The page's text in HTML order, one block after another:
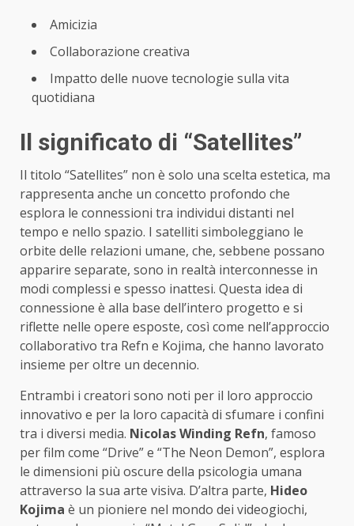
Amicizia
Collaborazione creativa
Impatto delle nuove tecnologie sulla vita
quotidiana
Il significato di “Satellites”
Il titolo “Satellites” non è solo una scelta estetica, ma
rappresenta anche un concetto profondo che
esplora le connessioni tra individui distanti nel
tempo e nello spazio. I satelliti simboleggiano le
orbite delle relazioni umane, che, sebbene possano
apparire separate, sono in realtà interconnesse in
modi complessi e spesso inattesi. Questa idea di
connessione è alla base dell’intero progetto e si
riflette nelle opere esposte, così come nell’approccio
collaborativo tra Refn e Kojima, che hanno lavorato
insieme per oltre un decennio.
Entrambi i creatori sono noti per il loro approccio
innovativo e per la loro capacità di sfumare i confini
tra i diversi media. Nicolas Winding Refn, famoso
per film come “Drive” e “The Neon Demon”, esplora
le dimensioni più oscure della psicologia umana
attraverso la sua arte visiva. D’altra parte, Hideo
Kojima è un pioniere nel mondo dei videogiochi,